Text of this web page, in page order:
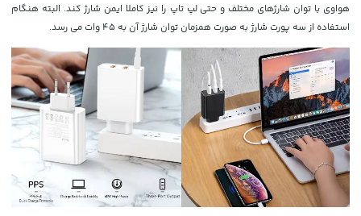
هواوی با توان شارژهای مختلف و حتیلپ تاپ را نیز کاملا ایمن شارژ کند. البته هنگام
استفاده از سه پورت شارژ به صورت همزمان توان شارژ آن به 45 وات می رسد.